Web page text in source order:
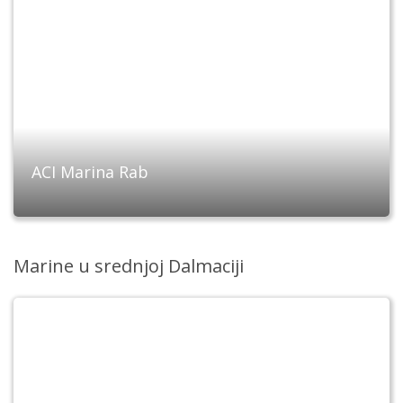
ACI Marina Rab
Marine u srednjoj Dalmaciji